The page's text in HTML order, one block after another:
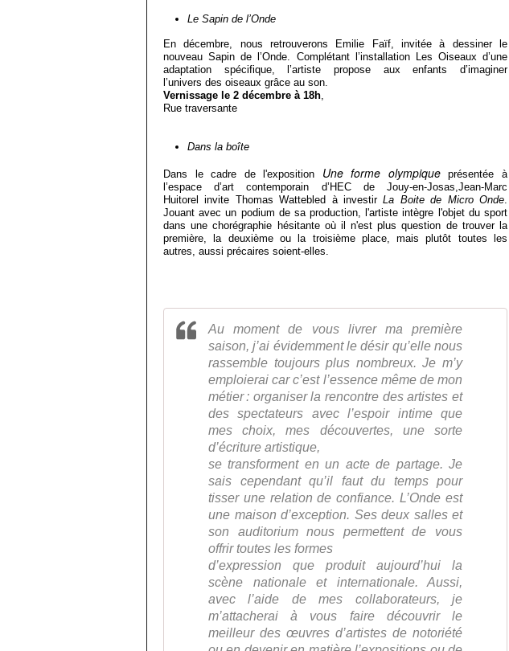
Le Sapin de l’Onde
En décembre, nous retrouverons Emilie Faïf, invitée à dessiner le
nouveau Sapin de l’Onde. Complétant l’installation Les Oiseaux d’une
adaptation spécifique, l’artiste propose aux enfants d’imaginer
l’univers des oiseaux grâce au son.
Vernissage le 2 décembre à 18h,
Rue traversante
Dans la boîte
Dans le cadre de l'exposition Une forme olympiqueprésentée à
l’espace d’art contemporain d’HEC de Jouy-en-Josas,Jean-Marc
Huitorel invite Thomas Wattebled à investirLa Boite de Micro Onde.
Jouant avec un podium de sa production, l'artiste intègre l'objet du sport
dans une chorégraphie hésitante où il n'est plus question de trouver la
première, la deuxième ou la troisième place, mais plutôt toutes les
autres, aussi précaires soient-elles.
Au moment de vous livrer ma première
saison, j’ai évidemment le désir qu’elle nous
rassemble toujours plus nombreux. Je m’y
emploierai car c’est l’essence même de mon
métier : organiser la rencontre des artistes et
des spectateurs avec l’espoir intime que
mes choix, mes découvertes, une sorte
d’écriture artistique,
se transforment en un acte de partage. Je
sais cependant qu’il faut du temps pour
tisser une relation de confiance. L’Onde est
une maison d’exception. Ses deux salles et
son auditorium nous permettent de vous
offrir toutes les formes
d’expression que produit aujourd’hui la
scène nationale et internationale. Aussi,
avec l’aide de mes collaborateurs, je
m’attacherai à vous faire découvrir le
meilleur des œuvres d’artistes de notoriété